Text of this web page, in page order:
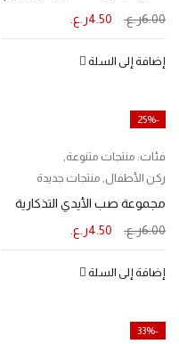
6.00ر.ع. 4.50ر.ع.
إضافة إلى السلة
-25%
فئات: منتجات متنوعة,
ركن الأطفال, منتجات جديدة
مجموعة صب الأيدي التذكارية
6.00ر.ع. 4.50ر.ع.
إضافة إلى السلة
-33%